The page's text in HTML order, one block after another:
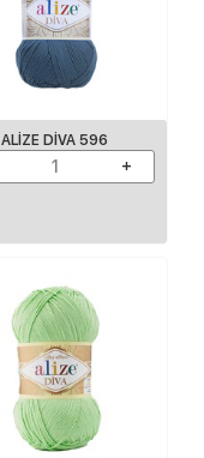
ALIZE DIVA 596